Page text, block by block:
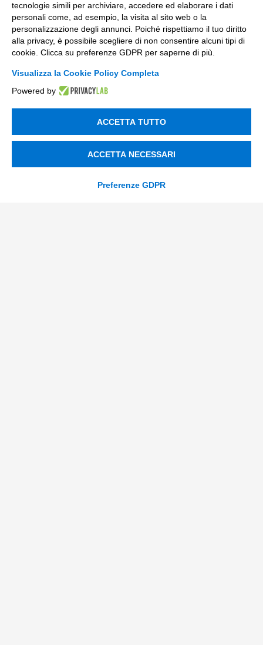
Fondi Europei
Consulenza
Finanza
Nuovi Mercati
tecnologie simili per archiviare, accedere ed elaborare i dati
personali come, ad esempio, la visita al sito web o la
personalizzazione degli annunci. Poiché rispettiamo il tuo diritto
alla privacy, è possibile scegliere di non consentire alcuni tipi di
cookie. Clicca su preferenze GDPR per saperne di più.
Visualizza la Cookie Policy Completa
Powered by
ACCETTA TUTTO
ACCETTA NECESSARI
Preferenze GDPR